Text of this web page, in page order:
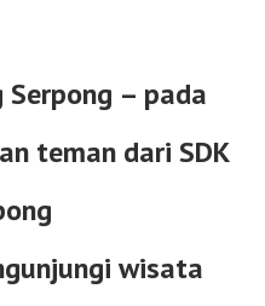
Serpong – pada
teman dari SDK
wisata